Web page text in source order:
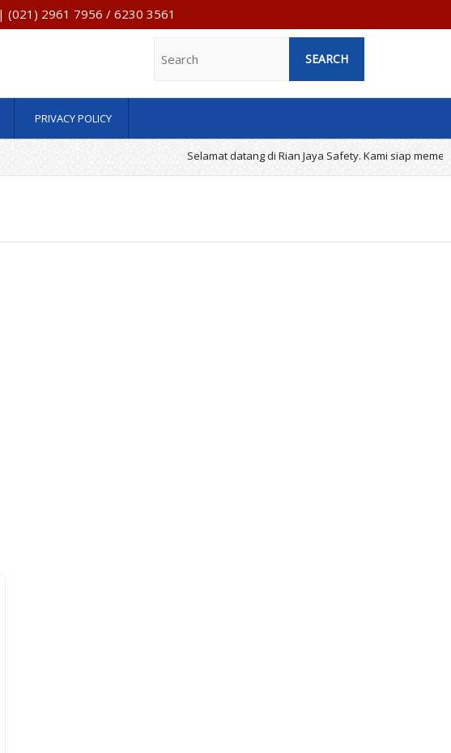
(021) 2961 7956 / 6230 3561
PRIVACY POLICY
Selamat datang di Rian Jaya Safety. Kami siap